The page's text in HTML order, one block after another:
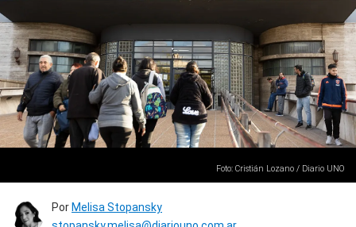
Foto: Cristián Lozano / Diario UNO
Por Melisa Stopansky